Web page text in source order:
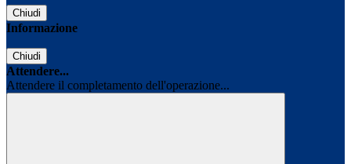
Chiudi
Informazione
Chiudi
Attendere...
Attendere il completamento dell'operazione...